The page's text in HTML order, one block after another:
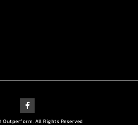
All Rights Reserved